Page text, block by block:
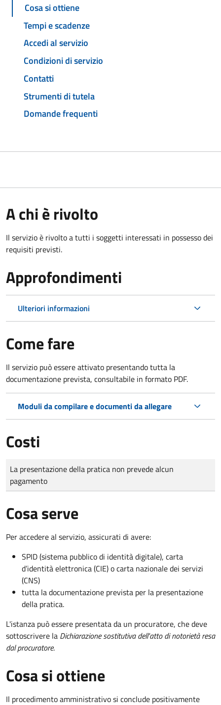
Cosa si ottiene
Tempi e scadenze
Accedi al servizio
Condizioni di servizio
Contatti
Strumenti di tutela
Domande frequenti
A chi è rivolto
Il servizio è rivolto a tutti i soggetti interessati in possesso dei
requisiti previsti.
Approfondimenti
Ulteriori informazioni
Come fare
Il servizio può essere attivato presentando tutta la
documentazione prevista, consultabile in formato PDF.
Moduli da compilare e documenti da allegare
Costi
Tipo di pagamento
Importo
La presentazione della pratica non prevede alcun
pagamento
Cosa serve
Per accedere al servizio, assicurati di avere:
SPID (sistema pubblico di identità digitale), carta
d’identità elettronica (CIE) o carta nazionale dei servizi
(CNS)
tutta la documentazione prevista per la presentazione
della pratica.
L'istanza può essere presentata da un procuratore, che deve
sottoscrivere la Dichiarazione sostitutiva dell'atto di notorietà resa
dal procuratore.
Cosa si ottiene
Il procedimento amministrativo si conclude positivamente